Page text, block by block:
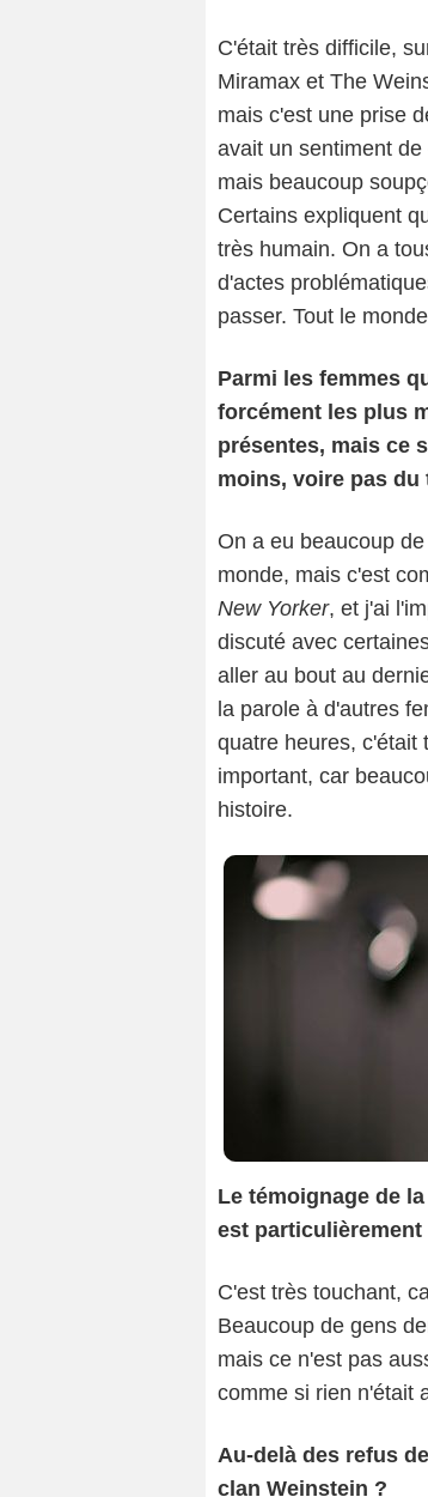
C'était très difficile,
Miramax et The
mais c'est une prise
avait un sentiment
mais beaucoup
Certains expliquent
très humain. On a
d'actes
passer. Tout le
Parmi les femmes
forcément les plus
présentes, mais ce
moins, voire pas du
On a eu beaucoup
monde, mais c'est
New Yorker, et j'ai
discuté avec
aller au bout au
la parole à d'autres
quatre heures, c'était
important, car
histoire.
Le témoignage de
est particulièrement
C'est très touchant,
Beaucoup de gens
mais ce n'est pas
comme si rien n'était
Au-delà des refus
clan Weinstein ?